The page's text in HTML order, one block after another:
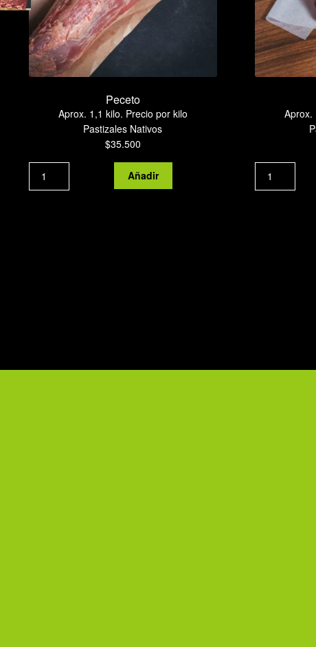
Peceto
Aprox. 1,1 kilo. Precio por kilo
Pastizales Nativos
$35.500
Peceto
cantidad
Añadir
Aprox.